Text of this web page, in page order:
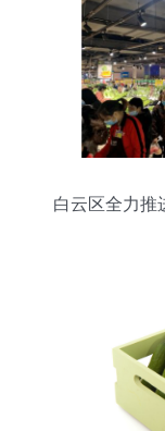
白云区全力推